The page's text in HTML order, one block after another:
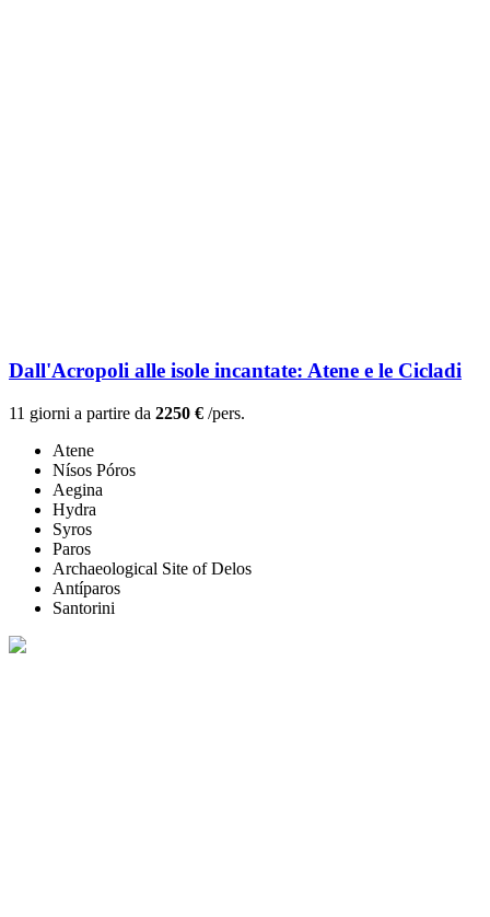
Dall'Acropoli alle isole incantate: Atene e le Cicladi
11 giorni a partire da 2250 € /pers.
Atene
Nísos Póros
Aegina
Hydra
Syros
Paros
Archaeological Site of Delos
Antíparos
Santorini